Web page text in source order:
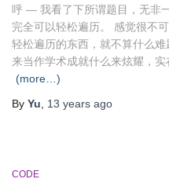
呼 — 我看了下所谓题目，无非
完全可以轻松遍历。 感觉很不
轻松遍历的东西，就不算什么
来当作学术成就什么来炫耀，实
(more…)
By Yu, 13 years ago
CODE